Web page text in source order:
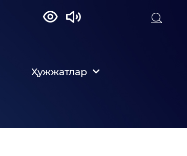
Ҳужжатлар